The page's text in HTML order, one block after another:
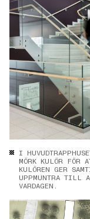
I
MÖRK KULÖR FÖR
KULÖREN GER
UPPMUNTRA TILL
VARDAGEN.